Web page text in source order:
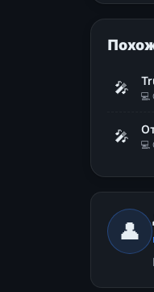
🎤
💻
🎤
💻
👤